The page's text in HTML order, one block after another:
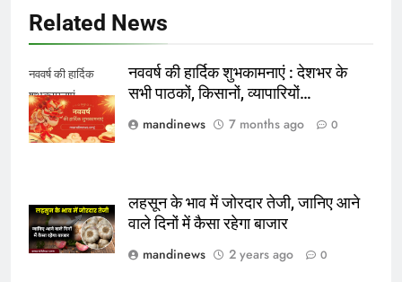
Related News
नववर्ष की हार्दिक
शुभकामनाएं
नववर्ष की हार्दिक शुभकामनाएं : देशभर के
सभी पाठकों, किसानों, व्यापारियों…
mandinews
7 months ago 0
लहसून के भाव में जोरदार तेजी, जानिए आने
वाले दिनों में कैसा रहेगा बाजार
mandinews
2 years ago 0